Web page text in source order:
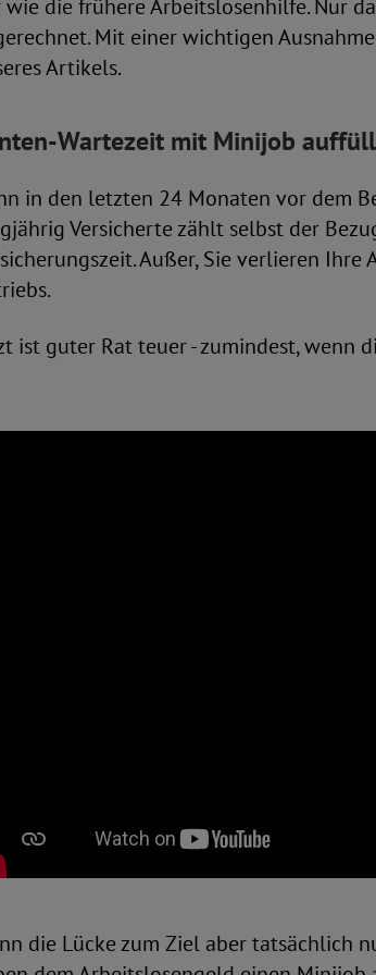
die frühere Arbeitslosenhilfe. Nur
Mit einer wichtigen
Artikels.
Wartezeit mit Minijob
in den letzten 24 Monaten vor dem
Versicherte zählt selbst der
Außer, Sie verlieren
ist guter Rat teuer - zumindest, wenn
die Lücke zum Ziel aber tatsächlich